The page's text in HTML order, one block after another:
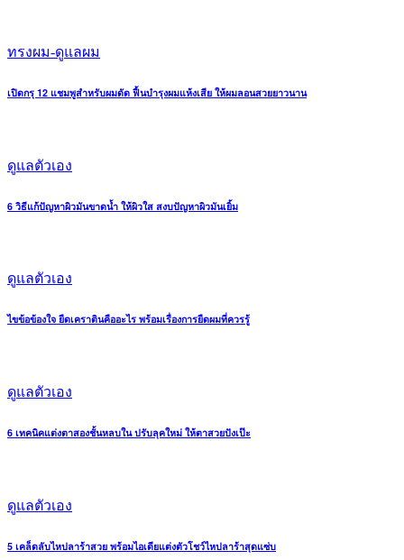
ทรงผม-ดูแลผม
เปิดกรุ 12 แชมพูสำหรับผมดัด ฟื้นบำรุงผมแห้งเสีย ให้ผมลอนสวยยาวนาน
ดูแลตัวเอง
6 วิธีแก้ปัญหาผิวมันขาดน้ำ ให้ผิวใส สงบปัญหาผิวมันเยิ้ม
ดูแลตัวเอง
ไขข้อข้องใจ ยืดเคราตินคืออะไร พร้อมเรื่องการยืดผมที่ควรรู้
ดูแลตัวเอง
6 เทคนิคแต่งตาสองชั้นหลบใน ปรับลุคใหม่ ให้ตาสวยปังเป๊ะ
ดูแลตัวเอง
5 เคล็ดลับไหปลาร้าสวย พร้อมไอเดียแต่งตัวโชว์ไหปลาร้าสุดแซ่บ